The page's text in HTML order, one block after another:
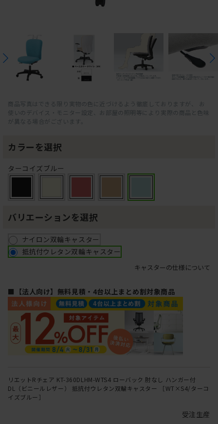
商品写真はできる限り実物の色に近づけるよう徹底しておりますが、 お
使いのデバイス・モニター設定、お部屋の照明等により実際の商品と色味
が異なる場合がございます。
カラーを選択
ターコイズブルー
バリエーションを選択
ナイロン双輪キャスター
抵抗付ウレタン双輪キャスター
キャスターの仕様について
■【法人向け】無料見積・4台以上まとめ割対象商品
リエットRチェア KT-360DLHM-WTS4 ローバック 肘なし ハンガー付
DL（ビニールレザー） 抵抗付ウレタン双輪キャスター ［WT×S4/ターコ
イズブルー］
受注生産